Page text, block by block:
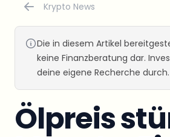
Krypto News
Die in diesem Artikel
keine Finanzberatung dar.
deine eigene Recherche durch.
Ölpreis